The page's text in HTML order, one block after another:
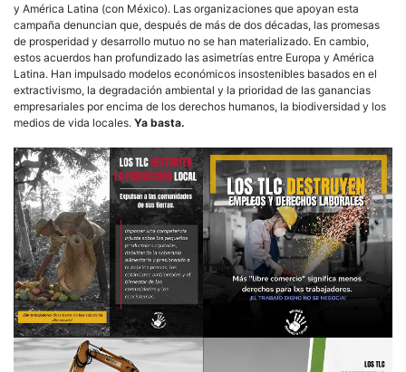
y América Latina (con México). Las organizaciones que apoyan esta
campaña denuncian que, después de más de dos décadas, las promesas
de prosperidad y desarrollo mutuo no se han materializado. En cambio,
estos acuerdos han profundizado las asimetrías entre Europa y América
Latina. Han impulsado modelos económicos insostenibles basados en el
extractivismo, la degradación ambiental y la prioridad de las ganancias
empresariales por encima de los derechos humanos, la biodiversidad y los
medios de vida locales. Ya basta.